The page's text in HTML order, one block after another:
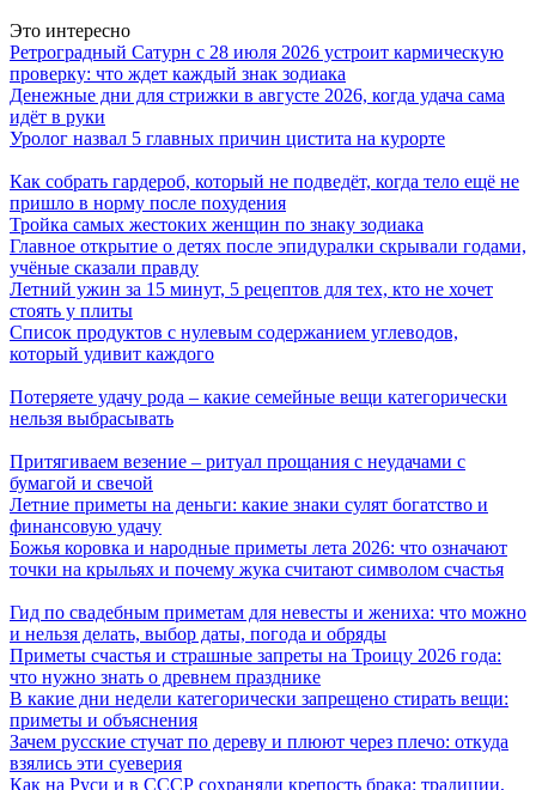
Это интересно
Ретроградный Сатурн с 28 июля 2026 устроит кармическую
проверку: что ждет каждый знак зодиака
Денежные дни для стрижки в августе 2026, когда удача сама
идёт в руки
Уролог назвал 5 главных причин цистита на курорте
Как собрать гардероб, который не подведёт, когда тело ещё не
пришло в норму после похудения
Тройка самых жестоких женщин по знаку зодиака
Главное открытие о детях после эпидуралки скрывали годами,
учёные сказали правду
Летний ужин за 15 минут, 5 рецептов для тех, кто не хочет
стоять у плиты
Список продуктов с нулевым содержанием углеводов,
который удивит каждого
Потеряете удачу рода – какие семейные вещи категорически
нельзя выбрасывать
Притягиваем везение – ритуал прощания с неудачами с
бумагой и свечой
Летние приметы на деньги: какие знаки сулят богатство и
финансовую удачу
Божья коровка и народные приметы лета 2026: что означают
точки на крыльях и почему жука считают символом счастья
Гид по свадебным приметам для невесты и жениха: что можно
и нельзя делать, выбор даты, погода и обряды
Приметы счастья и страшные запреты на Троицу 2026 года:
что нужно знать о древнем празднике
В какие дни недели категорически запрещено стирать вещи:
приметы и объяснения
Зачем русские стучат по дереву и плюют через плечо: откуда
взялись эти суеверия
Как на Руси и в СССР сохраняли крепость брака: традиции,